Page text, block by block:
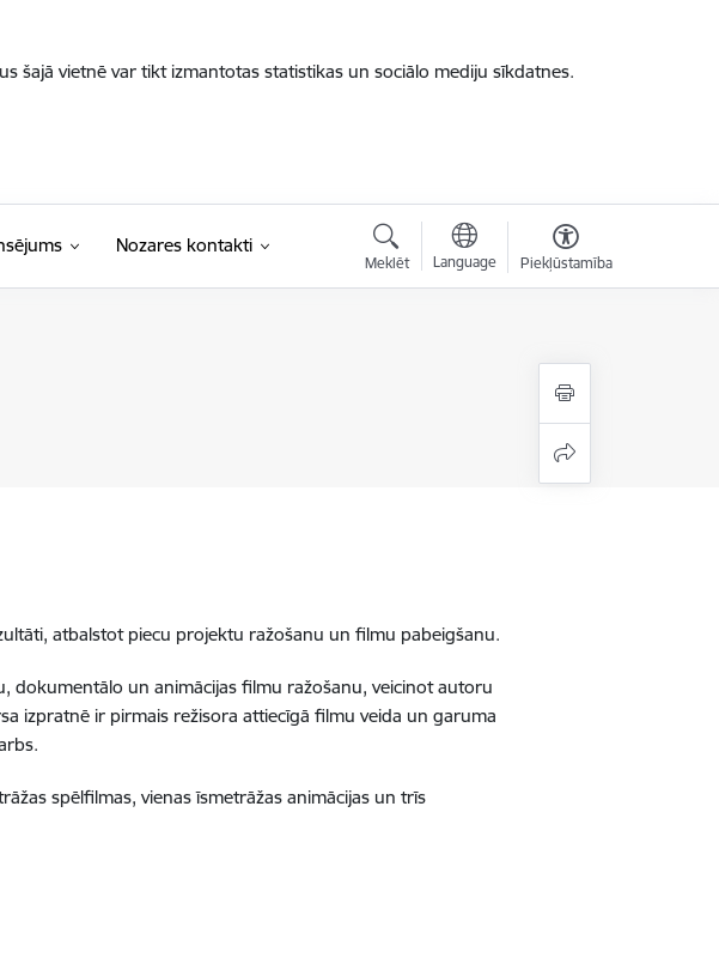
šajā vietnē var tikt izmantotas statistikas un sociālo mediju sīkdatnes.
Nozares kontakti
Meklēt Language Piekļūstamība
atbalstot piecu projektu ražošanu un filmu pabeigšanu.
dokumentālo un animācijas filmu ražošanu, veicinot autoru
izpratnē ir pirmais režisora attiecīgā filmu veida un garuma
spēlfilmas, vienas īsmetrāžas animācijas un trīs